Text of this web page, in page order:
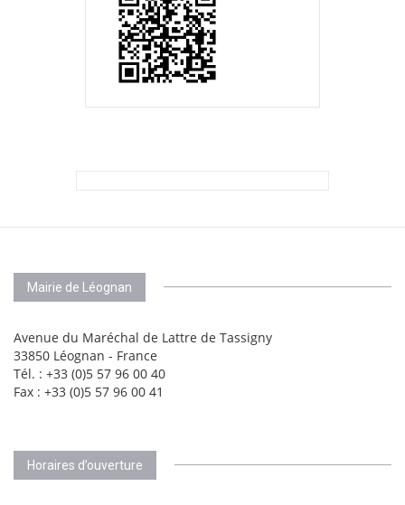
Mairie de Léognan
Avenue du Maréchal de Lattre de Tassigny
33850 Léognan - France
Tél. : +33 (0)5 57 96 00 40
Fax : +33 (0)5 57 96 00 41
Horaires d’ouverture